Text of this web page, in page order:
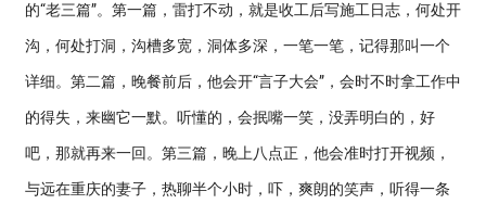
的“老三篇”。第一篇，雷打不动，就是收工后写施工日志，何处开
沟，何处打洞，沟槽多宽，洞体多深，一笔一笔，记得那叫一个
详细。第二篇，晚餐前后，他会开“言子大会”，会时不时拿工作中
的得失，来幽它一默。听懂的，会抿嘴一笑，没弄明白的，好
吧，那就再来一回。第三篇，晚上八点正，他会准时打开视频，
与远在重庆的妻子，热聊半个小时，吓，爽朗的笑声，听得一条